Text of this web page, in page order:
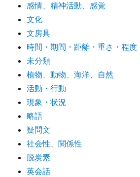
感情、精神活動、感覚
文化
文房具
時間・期間・距離・重さ・程度
未分類
植物、動物、海洋、自然
活動・行動
現象・状況
略語
疑問文
社会性、関係性
脱炭素
英会話